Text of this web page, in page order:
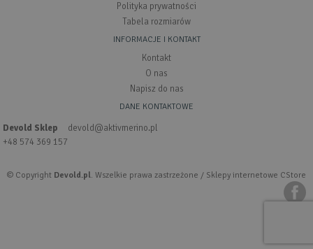
Polityka prywatności
Tabela rozmiarów
INFORMACJE I KONTAKT
Kontakt
O nas
Napisz do nas
DANE KONTAKTOWE
Devold Sklep
+48 574 369 157
devold@aktivmerino.pl
© Copyright Devold.pl. Wszelkie prawa zastrzeżone / Sklepy internetowe CStore